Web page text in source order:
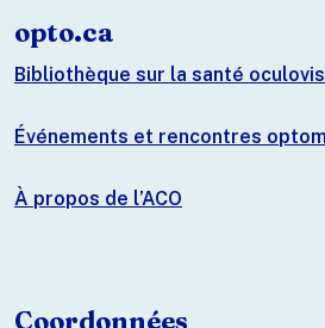
opto.ca
Bibliothèque sur la santé
Événements et rencontres
À propos de l’ACO
Coordonnées